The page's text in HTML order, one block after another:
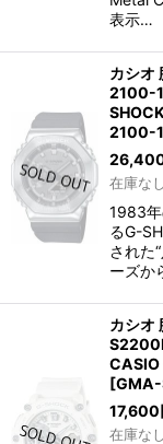
表示…
カシオ
2100-
2100-
在庫なし
1983年
るG-
された
ーズか
カシオ
CASIO
[
17,600
在庫なし